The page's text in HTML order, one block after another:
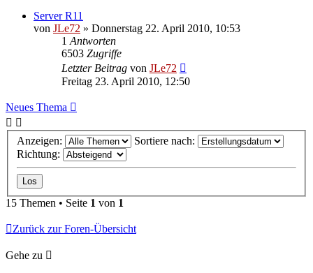
Server R11
von JLe72 » Donnerstag 22. April 2010, 10:53
1 Antworten
6503 Zugriffe
Letzter Beitrag von JLe72
Freitag 23. April 2010, 12:50
Neues Thema
Anzeigen:
Sortiere nach:
Richtung:
15 Themen • Seite 1 von 1
Zurück zur Foren-Übersicht
Gehe zu